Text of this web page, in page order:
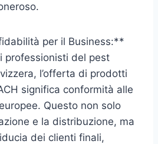
per il Business:**
professionisti del pest
l’offerta di prodotti
significa conformità alle
Questo non solo
e la distribuzione, ma
dei clienti finali,